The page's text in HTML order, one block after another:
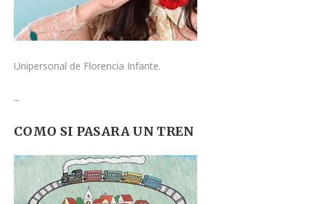
Unipersonal de Florencia Infante.
–
COMO SI PASARA UN TREN